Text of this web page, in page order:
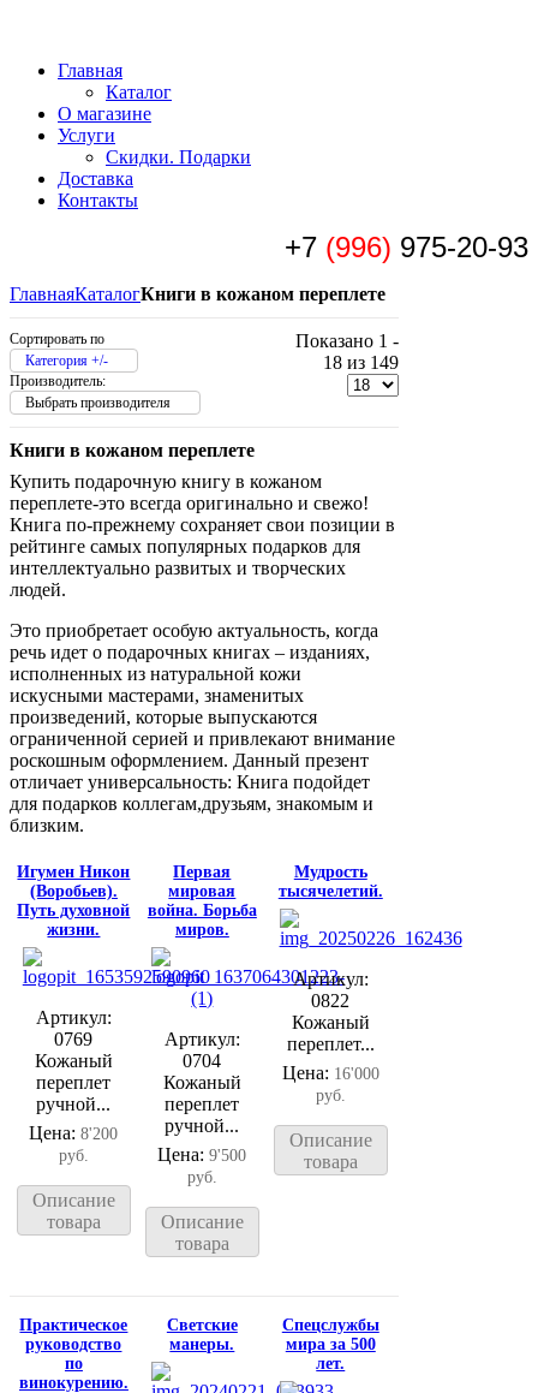
Главная
Каталог
О магазине
Услуги
Скидки. Подарки
Доставка
Контакты
+7 (996) 975-20-93
ГлавнаяКаталогКниги в кожаном переплете
Сортировать по
Категория +/-
Производитель:
Выбрать производителя
Показано 1 -
18 из 149
Книги в кожаном переплете
Купить подарочную книгу в кожаном
переплете-это всегда оригинально и свежо!
Книга по-прежнему сохраняет свои позиции в
рейтинге самых популярных подарков для
интеллектуально развитых и творческих
людей.
Это приобретает особую актуальность, когда
речь идет о подарочных книгах ‒ изданиях,
исполненных из натуральной кожи
искусными мастерами, знаменитых
произведений, которые выпускаются
ограниченной серией и привлекают внимание
роскошным оформлением. Данный презент
отличает универсальность: Книга подойдет
для подарков коллегам,друзьям, знакомым и
близким.
Игумен Никон
(Воробьев).
Путь духовной
жизни.
Артикул:
0769
Кожаный
переплет
ручной...
Цена:8'200
руб.
Описание
товара
Первая
мировая
война. Борьба
миров.
Артикул:
0704
Кожаный
переплет
ручной...
Цена:9'500
руб.
Описание
товара
Мудрость
тысячелетий.
Артикул:
0822
Кожаный
переплет...
Цена: 16'000
руб.
Описание
товара
Практическое
руководство
по
винокурению.
Светские
манеры.
Спецслужбы
мира за 500
лет.